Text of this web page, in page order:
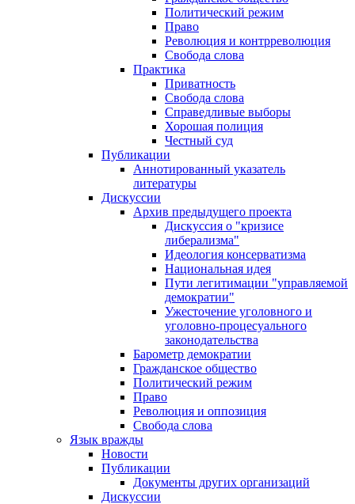
Политический режим
Право
Революция и контрреволюция
Свобода слова
Практика
Приватность
Свобода слова
Справедливые выборы
Хорошая полиция
Честный суд
Публикации
Аннотированный указатель
литературы
Дискуссии
Архив предыдущего проекта
Дискуссия о "кризисе
либерализма"
Идеология консерватизма
Национальная идея
Пути легитимации "управляемой
демократии"
Ужесточение уголовного и
уголовно-процесуального
законодательства
Барометр демократии
Гражданское общество
Политический режим
Право
Революция и оппозиция
Свобода слова
Язык вражды
Новости
Публикации
Документы других организаций
Дискуссии